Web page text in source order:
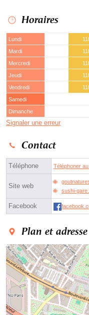
Horaires
Lundi
Mardi
Mercredi
Jeudi
Vendredi
Samedi
Dimanche
Signaler une erreur
Contact
Téléphone Téléphoner
Site web
sushi-
Facebook
Plan et adresse